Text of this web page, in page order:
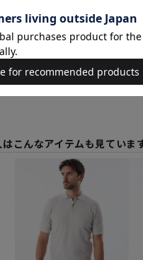
質トップス
もっと見る
こんなアイテムも見ていま